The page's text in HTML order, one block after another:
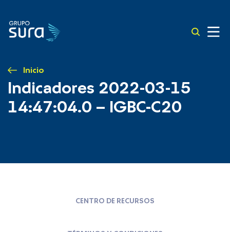
Inicio
Indicadores 2022-03-15
14:47:04.0 – IGBC-C20
CENTRO DE RECURSOS